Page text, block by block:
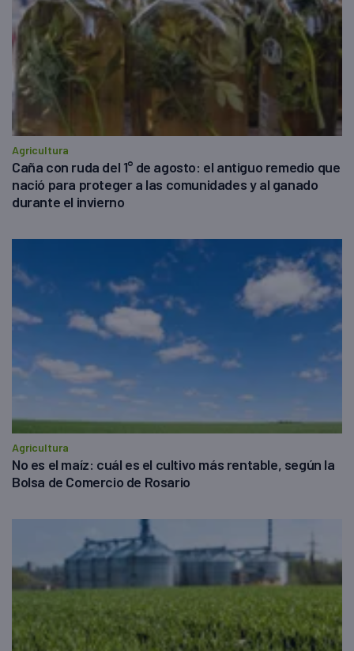
Agricultura
Caña con ruda del 1° de agosto: el antiguo remedio que
nació para proteger a las comunidades y al ganado
durante el invierno
Agricultura
No es el maíz: cuál es el cultivo más rentable, según la
Bolsa de Comercio de Rosario